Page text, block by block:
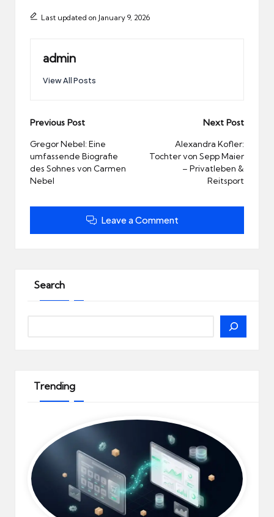
Last updated on January 9, 2026
admin
View All Posts
Post
navigation
Previous Post
Gregor Nebel: Eine
umfassende Biografie
des Sohnes von Carmen
Nebel
Next Post
Alexandra Kofler:
Tochter von Sepp Maier
– Privatleben &
Reitsport
Leave a Comment
Search
Trending